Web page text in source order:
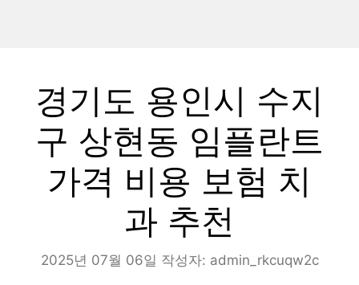
경기도 용인시 수지
구 상현동 임플란트
가격 비용 보험 치
과 추천
2025년 07월 06일 작성자: admin_rkcuqw2c